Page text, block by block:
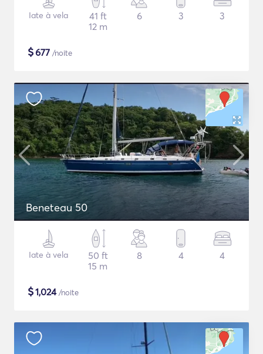
Iate à vela
41 ft
12 m
6 3 3
$677 /noite
Beneteau 50
Iate à vela
50 ft
15 m
8 4 4
$1,024/noite